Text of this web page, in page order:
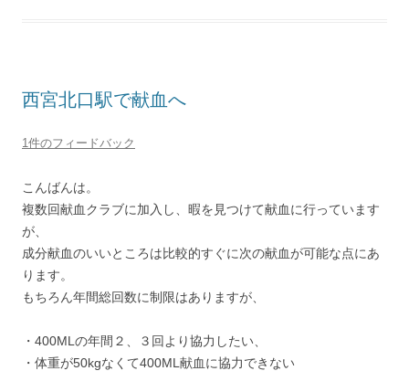
西宮北口駅で献血へ
1件のフィードバック
こんばんは。
複数回献血クラブに加入し、暇を見つけて献血に行っています
が、
成分献血のいいところは比較的すぐに次の献血が可能な点にあ
ります。
もちろん年間総回数に制限はありますが、
・400MLの年間２、３回より協力したい、
・体重が50kgなくて400ML献血に協力できない